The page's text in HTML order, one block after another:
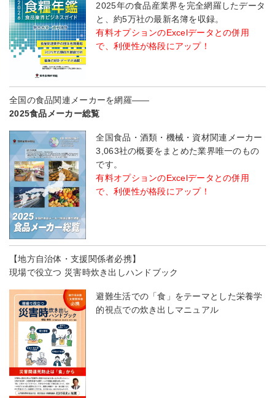
2025年の食品産業界を完全網羅したデータ
と、約5万社の最新名簿を収録。
有料オプションのExcelデータとの併用
で、利便性が格段にアップ！
全国の食品関連メーカーを網羅――
2025食品メーカー総覧
全国食品・酒類・機械・資材関連メーカー
3,063社の概要をまとめた業界唯一のもの
です。
有料オプションのExcelデータとの併用
で、利便性が格段にアップ！
【地方自治体・支援関係者必携】
現場で役立つ 災害時炊き出しハンドブック
避難生活での「食」をテーマとした栄養学
的視点での炊き出しマニュアル